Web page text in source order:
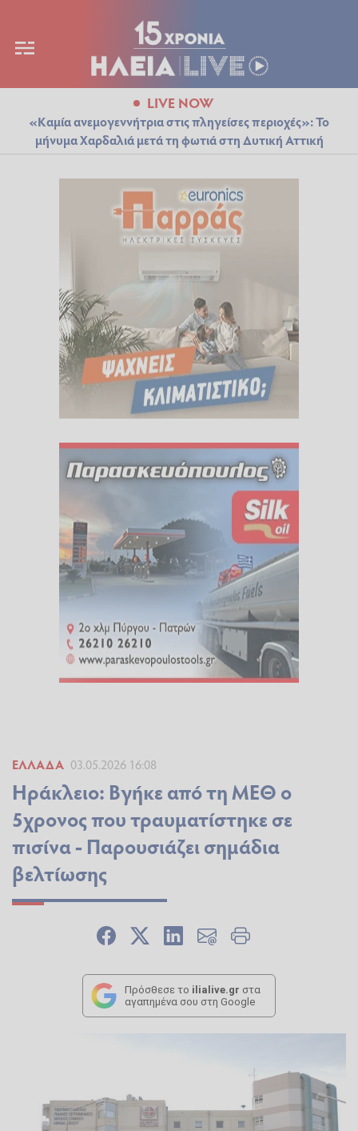
LIVE NOW
«Καμία ανεμογεννήτρια στις πληγείσες περιοχές»: Το
μήνυμα Χαρδαλιά μετά τη φωτιά στη Δυτική Αττική
ΕΛΛΆΔΑ 03.05.2026 16:08
Ηράκλειο: Βγήκε από τη ΜΕΘ ο
5χρονος που τραυματίστηκε σε
πισίνα - Παρουσιάζει σημάδια
βελτίωσης
Πρόσθεσε το ilialive.gr στα
αγαπημένα σου στη Google